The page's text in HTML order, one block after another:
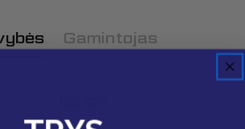
Gamintojas